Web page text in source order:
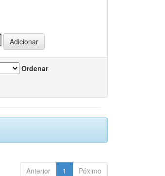
Ordenar
Anterior 1 Póximo